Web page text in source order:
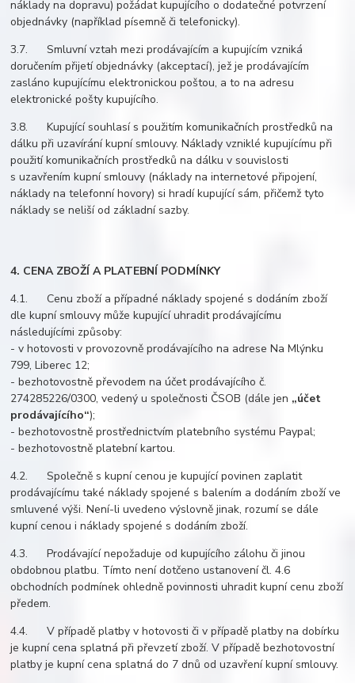
náklady na dopravu) požádat kupujícího o dodatečné potvrzení
objednávky (například písemně či telefonicky).
3.7. Smluvní vztah mezi prodávajícím a kupujícím vzniká
doručením přijetí objednávky (akceptací), jež je prodávajícím
zasláno kupujícímu elektronickou poštou, a to na adresu
elektronické pošty kupujícího.
3.8. Kupující souhlasí s použitím komunikačních prostředků na
dálku při uzavírání kupní smlouvy. Náklady vzniklé kupujícímu při
použití komunikačních prostředků na dálku v souvislosti
s uzavřením kupní smlouvy (náklady na internetové připojení,
náklady na telefonní hovory) si hradí kupující sám, přičemž tyto
náklady se neliší od základní sazby.
4. CENA ZBOŽÍ A PLATEBNÍ PODMÍNKY
4.1. Cenu zboží a případné náklady spojené s dodáním zboží
dle kupní smlouvy může kupující uhradit prodávajícímu
následujícími způsoby:
- v hotovosti v provozovně prodávajícího na adrese Na Mlýnku
799, Liberec 12;
- bezhotovostně převodem na účet prodávajícího č.
274285226/0300, vedený u společnosti ČSOB (dále jen „účet
prodávajícího“);
- bezhotovostně prostřednictvím platebního systému Paypal;
- bezhotovostně platební kartou.
4.2. Společně s kupní cenou je kupující povinen zaplatit
prodávajícímu také náklady spojené s balením a dodáním zboží ve
smluvené výši. Není-li uvedeno výslovně jinak, rozumí se dále
kupní cenou i náklady spojené s dodáním zboží.
4.3. Prodávající nepožaduje od kupujícího zálohu či jinou
obdobnou platbu. Tímto není dotčeno ustanovení čl. 4.6
obchodních podmínek ohledně povinnosti uhradit kupní cenu zboží
předem.
4.4. V případě platby v hotovosti či v případě platby na dobírku
je kupní cena splatná při převzetí zboží. V případě bezhotovostní
platby je kupní cena splatná do 7 dnů od uzavření kupní smlouvy.